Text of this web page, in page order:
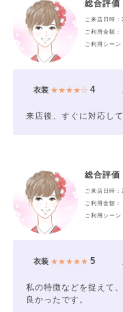
総合評価
ご来店日時
ご利用金額
ご利用シー
衣装★★★★☆ 4
来店後、すぐに対応し
総合評価
ご来店日時
ご利用金額
ご利用シー
衣装★★★★★ 5
私の特徴などを捉えて
良かったです。